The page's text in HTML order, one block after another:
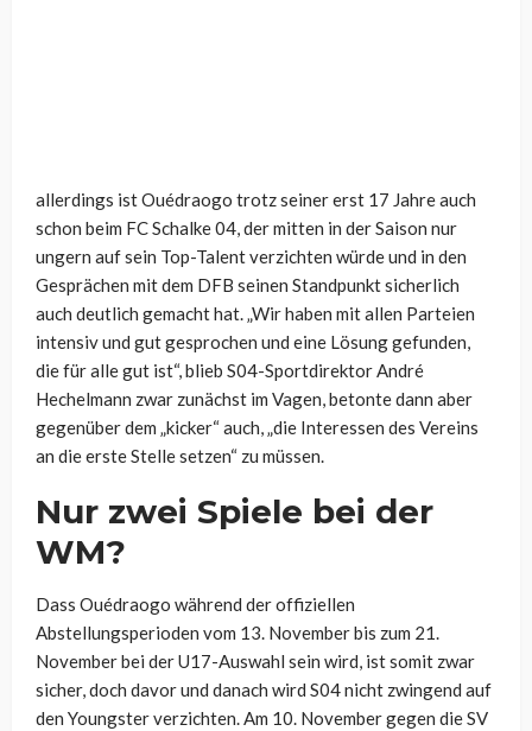
allerdings ist Ouédraogo trotz seiner erst 17 Jahre auch
schon beim FC Schalke 04, der mitten in der Saison nur
ungern auf sein Top-Talent verzichten würde und in den
Gesprächen mit dem DFB seinen Standpunkt sicherlich
auch deutlich gemacht hat.„Wir haben mit allen Parteien
intensiv und gut gesprochen und eine Lösung gefunden,
die für alle gut ist“, blieb S04-Sportdirektor André
Hechelmann zwar zunächst im Vagen, betonte dann aber
gegenüber dem „kicker“ auch, „die Interessen des Vereins
an die erste Stelle setzen“ zu müssen.
Nur zwei Spiele bei der
WM?
Dass Ouédraogo während der offiziellen
Abstellungsperioden vom 13. November bis zum 21.
November bei der U17-Auswahl sein wird, ist somit zwar
sicher, doch davor und danach wird S04 nicht zwingend auf
den Youngster verzichten. Am 10. November gegen die SV